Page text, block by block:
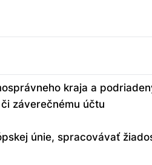
kraja a
záverečnému účtu
únie, spracovávať